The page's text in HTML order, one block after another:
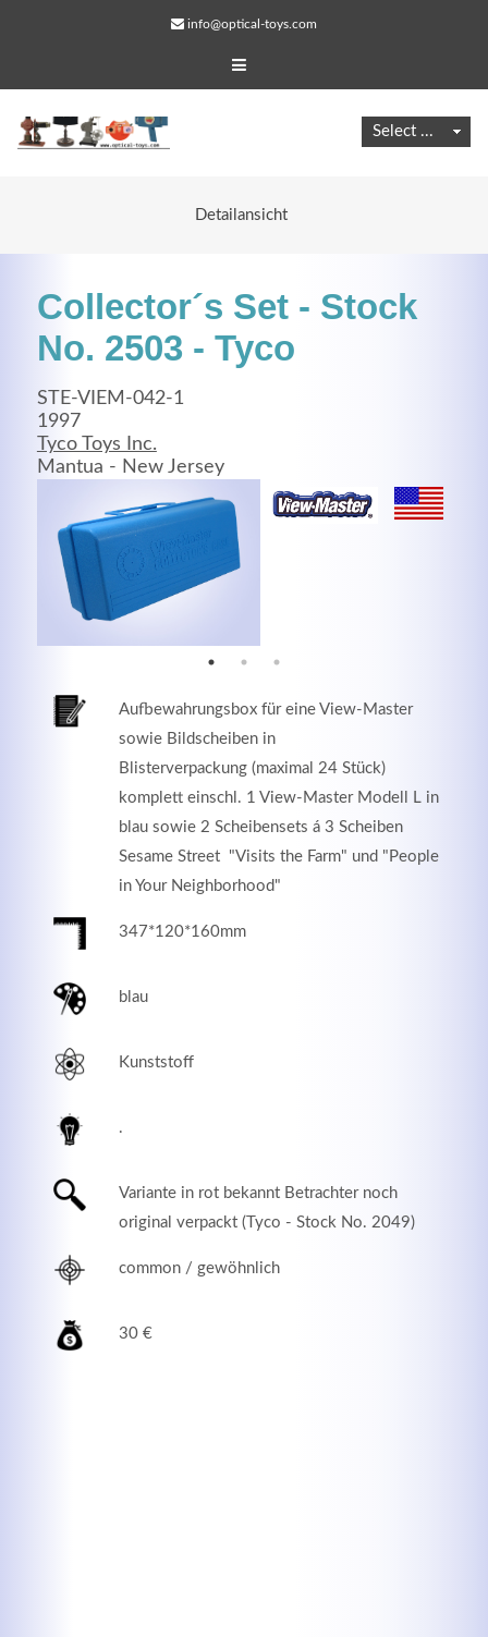
info@optical-toys.com
Detailansicht
Collector´s Set - Stock
No. 2503 - Tyco
STE-VIEM-042-1
1997
Tyco Toys Inc.
Mantua - New Jersey
Aufbewahrungsbox für eine View-Master
sowie Bildscheiben in
Blisterverpackung (maximal 24 Stück)
komplett einschl. 1 View-Master Modell L in
blau sowie 2 Scheibensets á 3 Scheiben
Sesame Street "Visits the Farm" und "People
in Your Neighborhood"
347*120*160mm
blau
Kunststoff
.
Variante in rot bekannt Betrachter noch
original verpackt (Tyco - Stock No. 2049)
common / gewöhnlich
30 €
Web Projects
Lorem ipsum dolor sit amet, consectetuer adipiscing
elit. Aenean commodo ligula eget dolor.
MEHR INFOS
Good Service
Lorem ipsum dolor sit amet, consectetuer adipiscing
Lorem ipsum dolor sit amet, consectetuer adipiscing